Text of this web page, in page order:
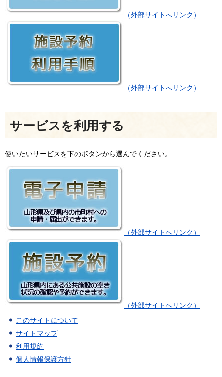
（外部サイトへリンク）
（外部サイトへリンク）
サービスを利用する
使いたいサービスを下のボタンから選んでください。
（外部サイトへリンク）
（外部サイトへリンク）
このサイトについて
サイトマップ
利用規約
個人情報保護方針